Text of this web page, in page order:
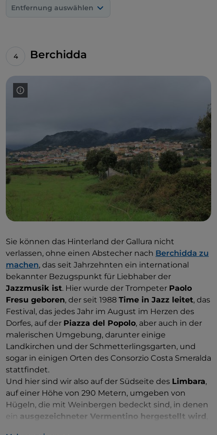
Entfernung auswählen
Berchidda
Sie können das Hinterland der Gallura nicht
verlassen, ohne einen Abstecher nach Berchidda zu
machen, das seit Jahrzehnten ein international
bekannter Bezugspunkt für Liebhaber der
Jazzmusik ist. Hier wurde der Trompeter Paolo
Fresu geboren, der seit 1988 Time in Jazz leitet, das
Festival, das jedes Jahr im August im Herzen des
Dorfes, auf der Piazza del Popolo, aber auch in der
malerischen Umgebung, darunter einige
Landkirchen und der Schmetterlingsgarten, und
sogar in einigen Orten des Consorzio Costa Smeralda
stattfindet.
Und hier sind wir also auf der Südseite des Limbara,
auf einer Höhe von 290 Metern, umgeben von
Hügeln, die mit Weinbergen bedeckt sind, in denen
ein ausgezeichneter Vermentino hergestellt wird